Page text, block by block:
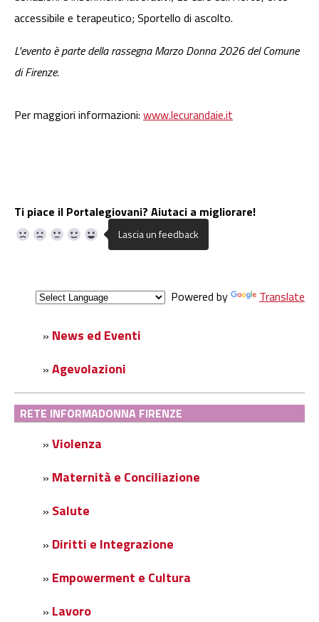
accessibile e terapeutico; Sportello di ascolto.
L'evento è parte della rassegna Marzo Donna 2026 del Comune
di Firenze.
Per maggiori informazioni: www.lecurandaie.it
Ti piace il Portalegiovani? Aiutaci a migliorare!
Powered by Translate
» News ed Eventi
» Agevolazioni
RETE INFORMADONNA FIRENZE
» Violenza
» Maternità e Conciliazione
» Salute
» Diritti e Integrazione
» Empowerment e Cultura
» Lavoro